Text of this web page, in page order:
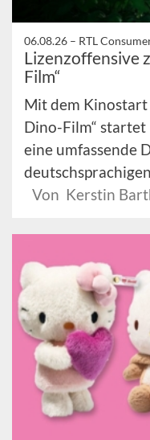
06.08.26 – RTL
Lizenzoffensive
Film“
Mit dem Kinostart
Dino-Film“ startet
eine umfassende
Von Kerstin